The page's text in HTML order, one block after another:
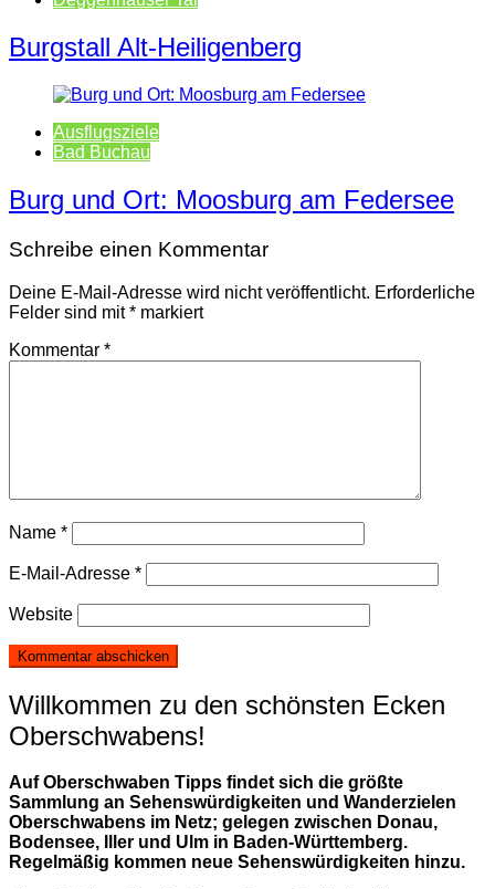
Burgstall Alt-Heiligenberg
Ausflugsziele
Bad Buchau
Burg und Ort: Moosburg am Federsee
Schreibe einen Kommentar
Deine E-Mail-Adresse wird nicht veröffentlicht. Erforderliche
Felder sind mit* markiert
Kommentar *
Name *
E-Mail-Adresse *
Website
Willkommen zu den schönsten Ecken
Oberschwabens!
Auf Oberschwaben Tipps findet sich die größte
Sammlung an Sehenswürdigkeiten und Wanderzielen
Oberschwabens im Netz; gelegen zwischen Donau,
Bodensee, Iller und Ulm in Baden-Württemberg.
Regelmäßig kommen neue Sehenswürdigkeiten hinzu.